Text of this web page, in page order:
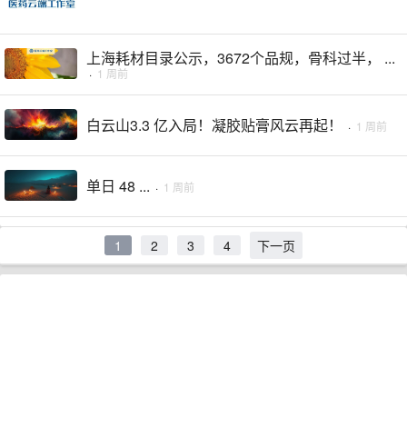
上海耗材目录公示，3672个品规，骨科过半， ...
· 1 周前
白云山3.3 亿入局！凝胶贴膏风云再起！ · 1 周前
单日 48 ... · 1 周前
1 2 3 4 下一页